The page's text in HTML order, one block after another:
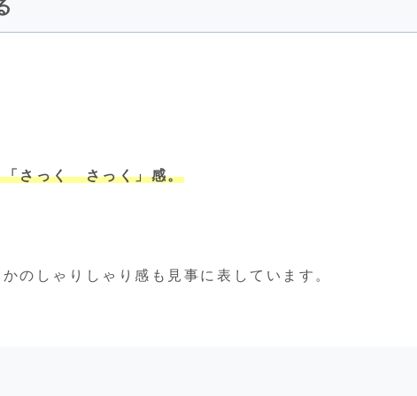
「さっく さっく」感。
のしゃりしゃり感も見事に表しています。